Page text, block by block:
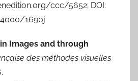
ccc/5652; DOI:
1690j
Images and through
des méthodes visuelles